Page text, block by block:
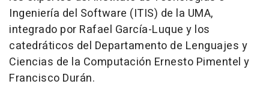
Ingeniería del Software (ITIS) de la UMA,
integrado por Rafael García-Luque y los
catedráticos del Departamento de Lenguajes y
Ciencias de la Computación Ernesto Pimentel y
Francisco Durán.